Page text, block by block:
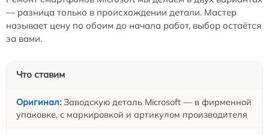
— разница только в происхождении детали. Мастер
называет цену по обоим до начала работ, выбор остаётся
за вами.
Что ставим
Заводскую деталь Microsoft — в фирменной
упаковке, с маркировкой и артикулом производителя